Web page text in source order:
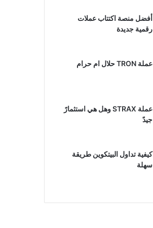
أفضل منصة اكتتاب عملات
رقمية جديدة
عملة TRON حلال ام حرام​
عملة STRAX وهل هي استثمارً
جيدً
كيفية تداول البيتكوين طريقة
سهلة